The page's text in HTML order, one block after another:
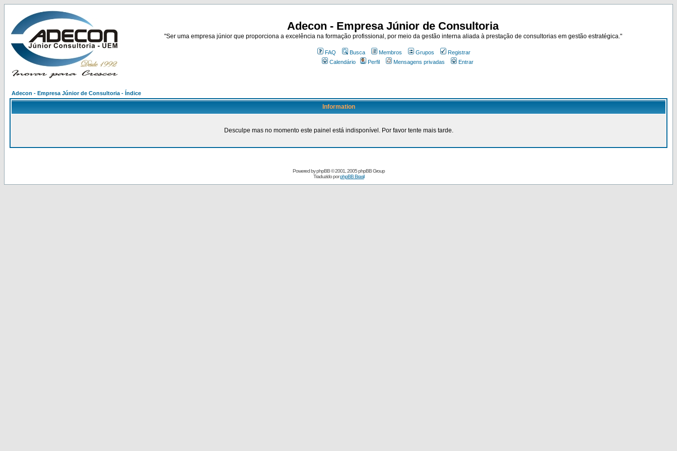
Adecon - Empresa Júnior de Consultoria
"Ser uma empresa júnior que proporciona a excelência na formação profissional, por meio da gestão interna aliada à prestação de consultorias em gestão estratégica."
FAQ Busca Membros Grupos
Registrar
Calendário
Perfil Mensagens privadas Entrar
Adecon - Empresa Júnior de Consultoria - Índice
Information
Desculpe mas no momento este painel está indisponível. Por favor tente mais tarde.
Powered byphpBB© 2001, 2005 phpBB Group
Traduzido porphpBB Brasil